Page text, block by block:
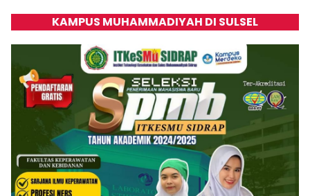
KAMPUS MUHAMMADIYAH DI SULSEL